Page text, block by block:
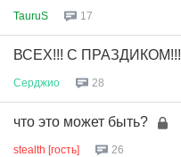
TauruS 17
ВСЕХ!!! С ПРАЗДИКОМ!!!
Серджио 28
что это может быть?
stealth [гость] 26